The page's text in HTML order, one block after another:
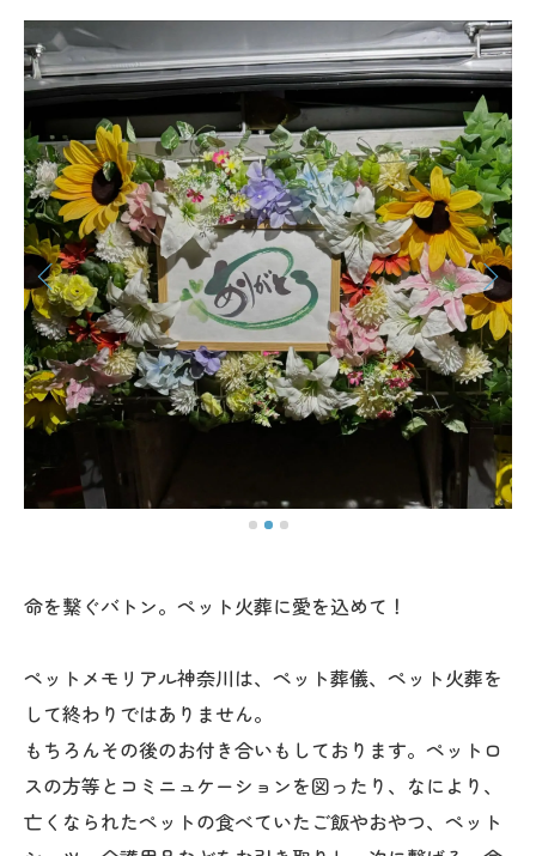
命を繋ぐバトン。ペット火葬に愛を込めて！
ペットメモリアル神奈川は、ペット葬儀、ペット火葬を
して終わりではありません。
もちろんその後のお付き合いもしております。ペットロ
スの方等とコミニュケーションを図ったり、なにより、
亡くなられたペットの食べていたご飯やおやつ、ペット